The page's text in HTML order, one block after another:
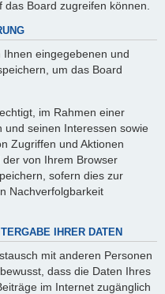
Board zugreifen können.
eingegebenen und
um das Board
im Rahmen einer
und seinen Interessen sowie
Zugriffen und Aktionen
von Ihrem Browser
sofern dies zur
Nachverfolgbarkeit
IHRER DATEN
mit anderen Personen
dass die Daten Ihres
im Internet zugänglich